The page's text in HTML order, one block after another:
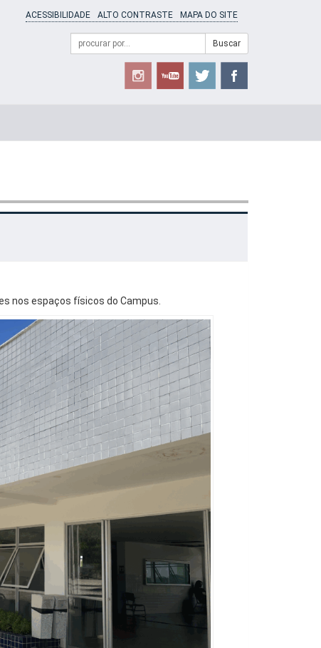
ACESSIBILIDADE ALTO CONTRASTE MAPA DO SITE
Formulário
Campo
de
Buscar
nos espaços físicos do Campus.